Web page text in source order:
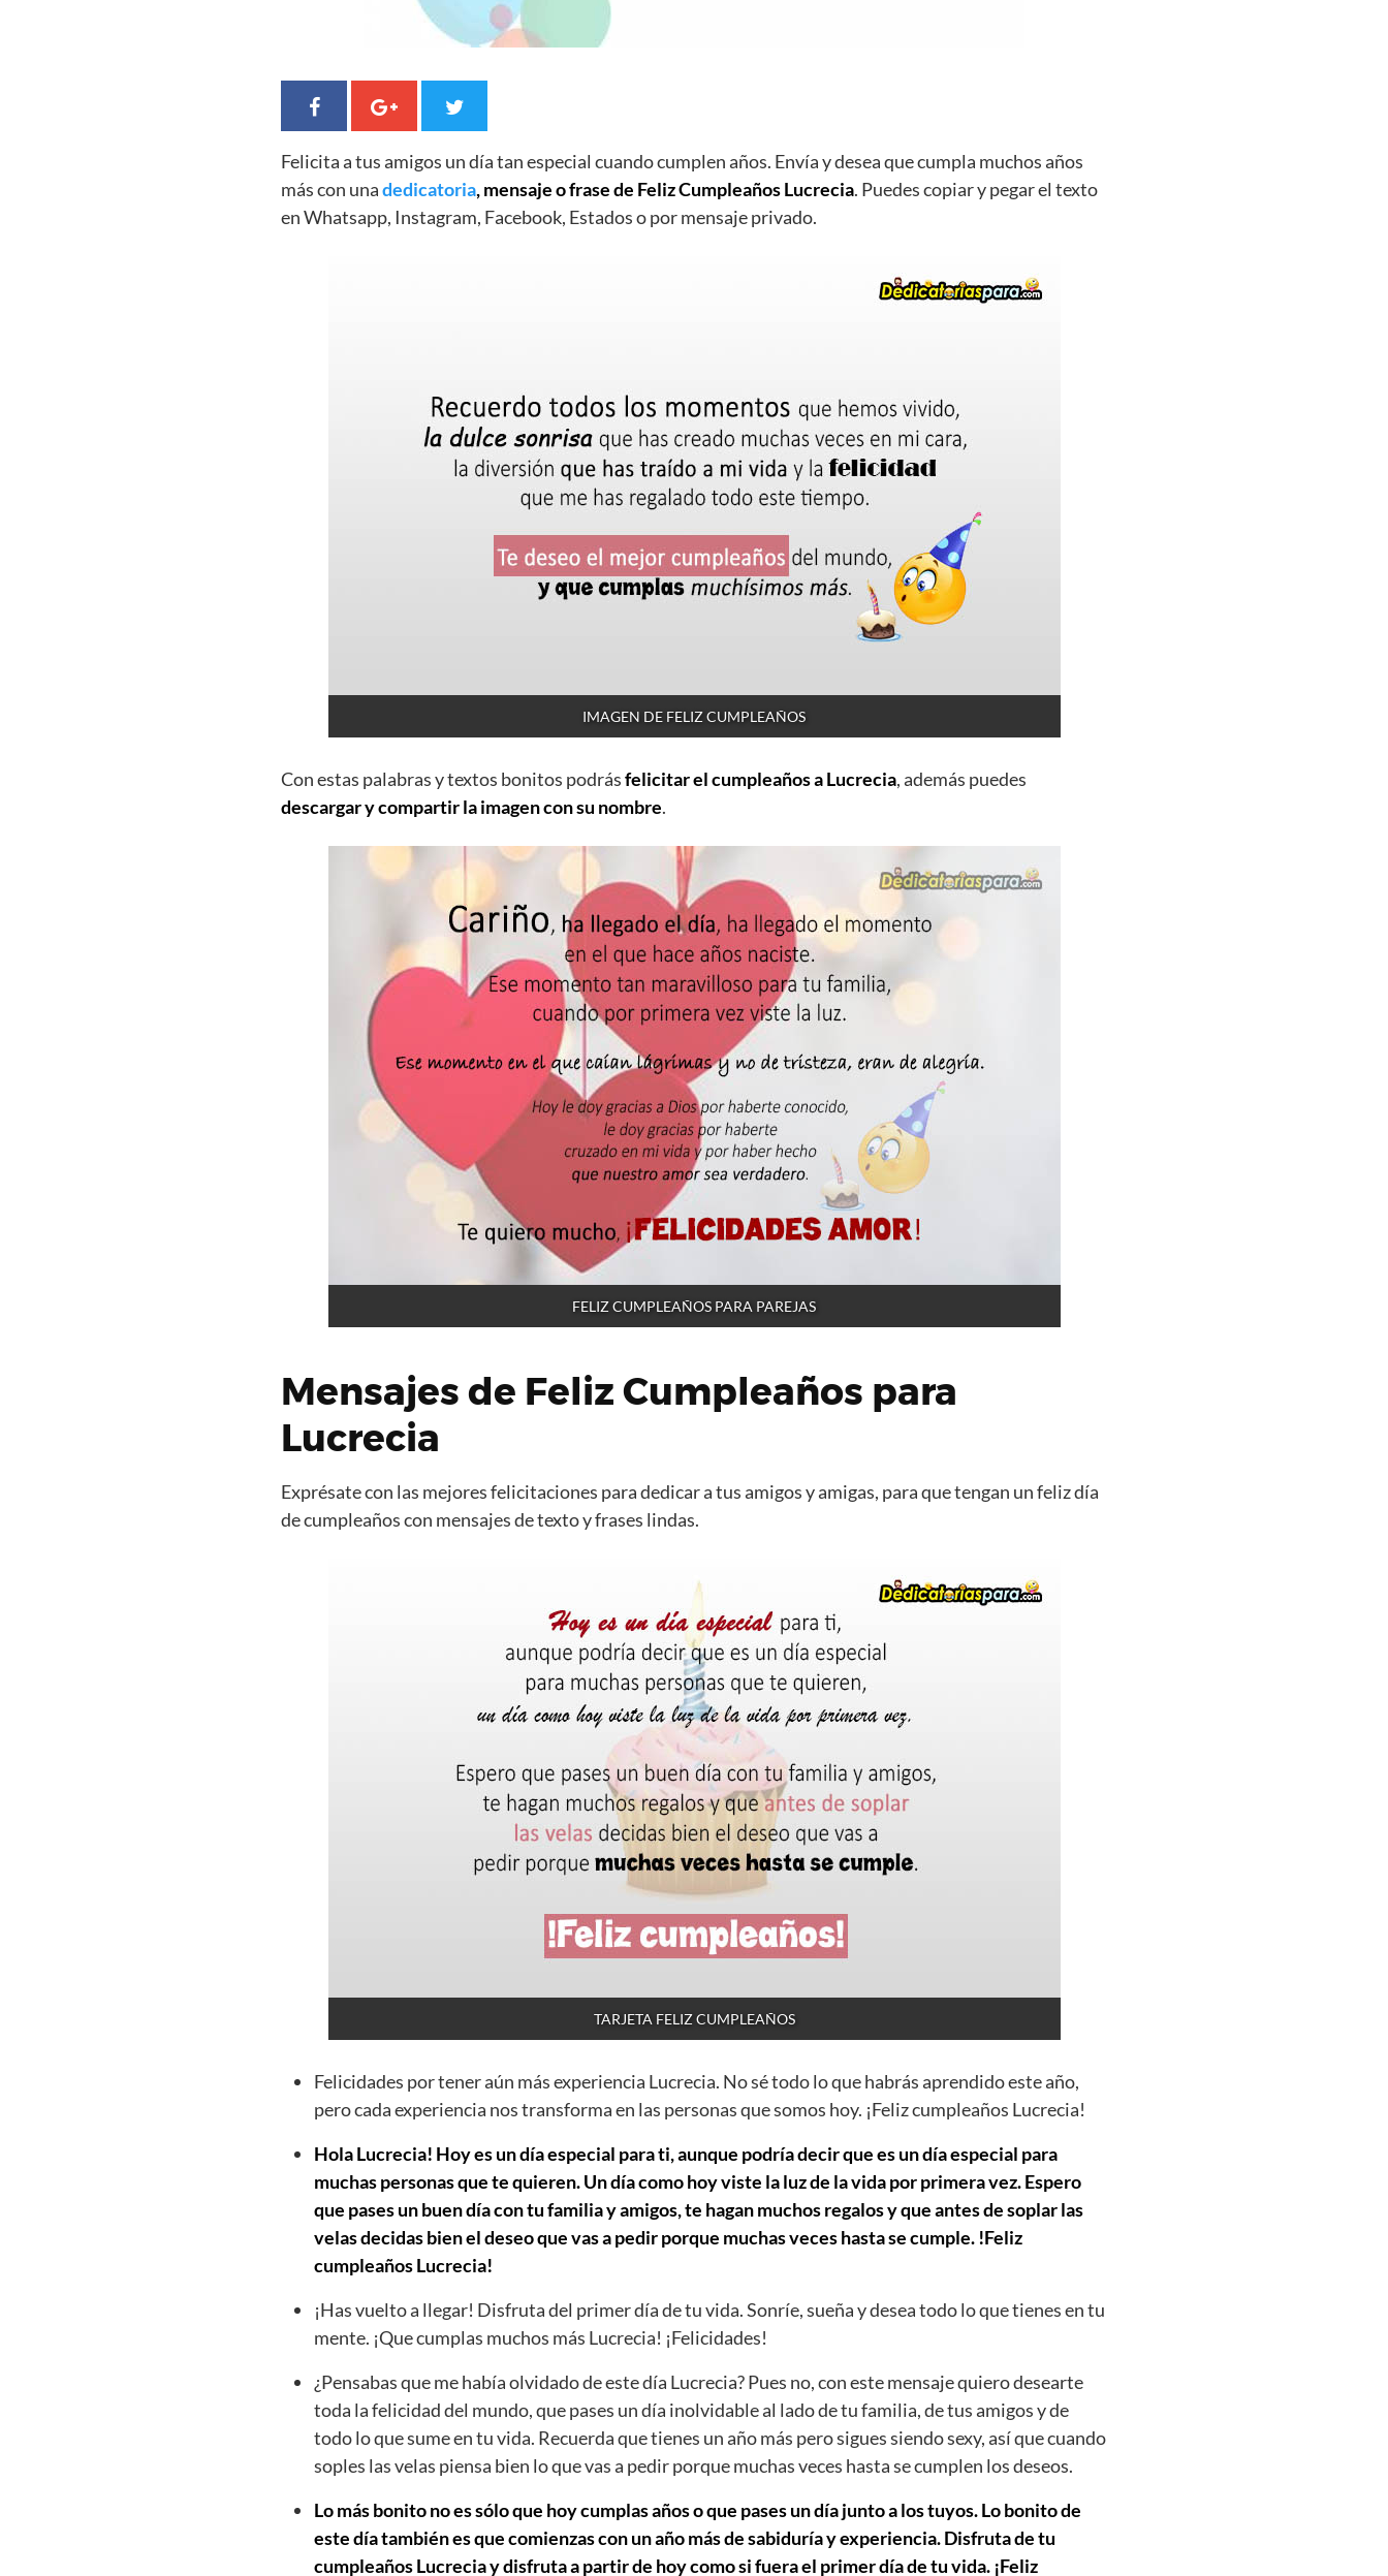
Felicita a tus amigos un día tan especial cuando cumplen años. Envía y desea que cumpla muchos años
más con unadedicatoria, mensaje o frase de Feliz Cumpleaños Lucrecia. Puedes copiar y pegar el texto
en Whatsapp, Instagram, Facebook, Estados o por mensaje privado.
IMAGEN DE FELIZ CUMPLEAÑOS
Con estas palabras y textos bonitos podrásfelicitar el cumpleaños a Lucrecia, además puedes
descargar y compartir la imagen con su nombre.
FELIZ CUMPLEAÑOS PARA PAREJAS
Mensajes de Feliz Cumpleaños para
Lucrecia
Exprésate con las mejores felicitaciones para dedicar a tus amigos y amigas, para que tengan un feliz día
de cumpleaños con mensajes de texto y frases lindas.
TARJETA FELIZ CUMPLEAÑOS
Felicidades por tener aún más experiencia Lucrecia. No sé todo lo que habrás aprendido este año,
pero cada experiencia nos transforma en las personas que somos hoy. ¡Feliz cumpleaños Lucrecia!
Hola Lucrecia! Hoy es un día especial para ti, aunque podría decir que es un día especial para
muchas personas que te quieren. Un día como hoy viste la luz de la vida por primera vez. Espero
que pases un buen día con tu familia y amigos, te hagan muchos regalos y que antes de soplar las
velas decidas bien el deseo que vas a pedir porque muchas veces hasta se cumple. !Feliz
cumpleaños Lucrecia!
¡Has vuelto a llegar! Disfruta del primer día de tu vida. Sonríe, sueña y desea todo lo que tienes en tu
mente. ¡Que cumplas muchos más Lucrecia! ¡Felicidades!
¿Pensabas que me había olvidado de este día Lucrecia? Pues no, con este mensaje quiero desearte
toda la felicidad del mundo, que pases un día inolvidable al lado de tu familia, de tus amigos y de
todo lo que sume en tu vida. Recuerda que tienes un año más pero sigues siendo sexy, así que cuando
soples las velas piensa bien lo que vas a pedir porque muchas veces hasta se cumplen los deseos.
Lo más bonito no es sólo que hoy cumplas años o que pases un día junto a los tuyos. Lo bonito de
este día también es que comienzas con un año más de sabiduría y experiencia. Disfruta de tu
cumpleaños Lucrecia y disfruta a partir de hoy como si fuera el primer día de tu vida. ¡Feliz